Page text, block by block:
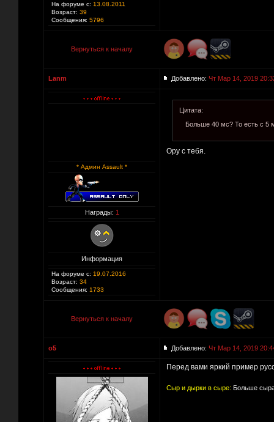
На форуме с: 13.08.2011
Возраст: 39
Сообщения: 5796
Вернуться к началу
Lanm Добавлено: Чт Мар 14, 2019
* Админ Assault *
Награды: 1
Информация
На форуме с: 19.07.2016
Возраст: 34
Сообщения: 1733
Цитата:
Больше 40 мс? То есть с 5
Ору с тебя.
Вернуться к началу
o5 Добавлено: Чт Мар 14, 2019
Перед вами яркий пример
Сыр и дырки в сыре: Больше